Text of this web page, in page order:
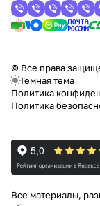
© Все права
Темная тема
Политика
Политика
Все материалы,